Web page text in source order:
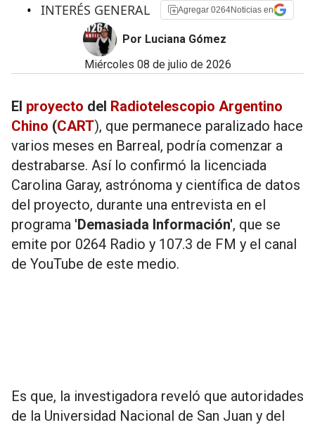
• INTERÉS GENERAL Agregar 0264Noticias en
Por Luciana Gómez
miércoles 08 de julio de 2026
El proyecto del Radiotelescopio Argentino
Chino (CART), que permanece paralizado hace
varios meses en Barreal, podría comenzar a
destrabarse. Así lo confirmó la licenciada
Carolina Garay, astrónoma y científica de datos
del proyecto, durante una entrevista en el
programa 'Demasiada Información', que se
emite por 0264 Radio y 107.3 de FM y el canal
de YouTube de este medio.
Es que, la investigadora reveló que autoridades
de la Universidad Nacional de San Juan y del